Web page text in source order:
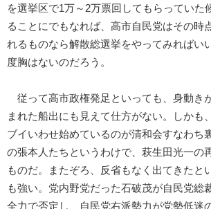
を選挙区で1万～2万票回してもらっていた
ることにでもなれば、高市自民党はその時
れるものなら解散総選挙をやってみればい
度胸はないのだろう。
従って高市政権発足といっても、身動き
まれた船出にも見えて仕方がない。しかも
ブイいわせ始めているのが清和会すなわち
の張本人たちというわけで、萩生田光一の
ものだ。またぞろ、反省もなく出てきたと
も強い。党内野党だった石破茂が自民党総
全力で否定し、自民党右派勢力が党勢低迷